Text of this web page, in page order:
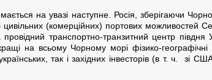
мається на увазі наступне. Росія, зберігаючи
цивільних (комерційних) портових можливостей
транспортно-транзитний центр півдня
на всьому Чорному морі фізико-
так і західних інвесторів (в т. ч. зі